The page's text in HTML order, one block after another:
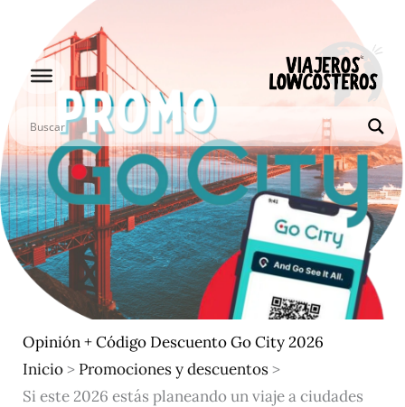
contenido
Opinión + Código Descuento Go City 2026
Inicio> Promociones y descuentos>
Si este 2026 estás planeando un viaje a ciudades